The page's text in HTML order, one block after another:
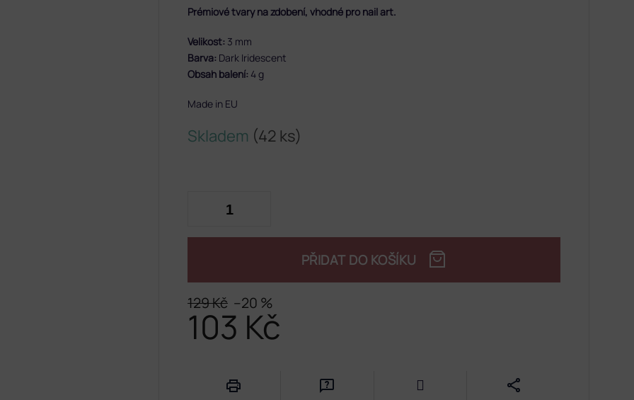
129 Kč –20 %
103 Kč
Skladem (42 ks)
PŘIDAT DO KOŠÍKU
Prémiové tvary na zdobení, vhodné pro nail art.
Velikost: 3 mm
Barva: Dark Iridescent
Obsah balení: 4 g
Made in EU